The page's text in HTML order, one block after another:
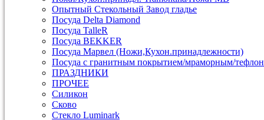
Опытный Стекольный Завод гладье
Посуда Delta Diamond
Посуда TalleR
Посуда ВEKKER
Посуда Марвел (Ножи,Кухон.принадлежности)
Посуда с гранитным покрытием/мраморным/тефлон
ПРАЗДНИКИ
ПРОЧЕЕ
Силикон
Сково
Стекло Luminark